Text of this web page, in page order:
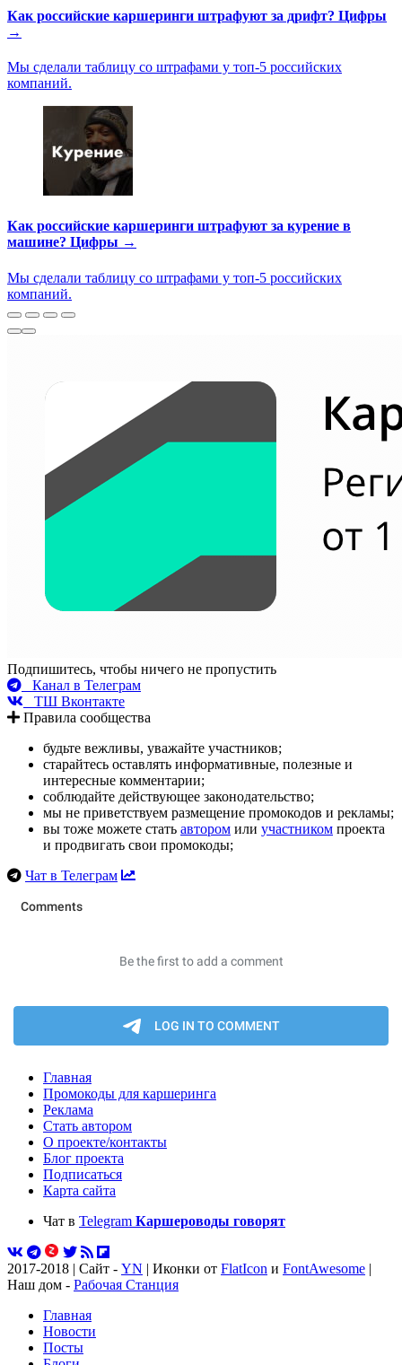
Как российские каршеринги штрафуют за дрифт? Цифры
→
Мы сделали таблицу со штрафами у топ-5 российских
компаний.
Как российские каршеринги штрафуют за курение в
машине? Цифры →
Мы сделали таблицу со штрафами у топ-5 российских
компаний.
Подпишитесь, чтобы ничего не пропустить
Канал в Телеграм
ТШ Вконтакте
Правила сообщества
будьте вежливы, уважайте участников;
старайтесь оставлять информативные, полезные и
интересные комментарии;
соблюдайте действующее законодательство;
мы не приветствуем размещение промокодов и рекламы;
вы тоже можете стать автором или участником проекта
и продвигать свои промокоды;
Чат в Телеграм
Главная
Промокоды для каршеринга
Реклама
Стать автором
О проекте/контакты
Блог проекта
Подписаться
Карта сайта
Чат в Telegram Каршероводы говорят
2017-2018 | Сайт - YN | Иконки от FlatIcon и FontAwesome |
Наш дом - Рабочая Станция
Главная
Новости
Посты